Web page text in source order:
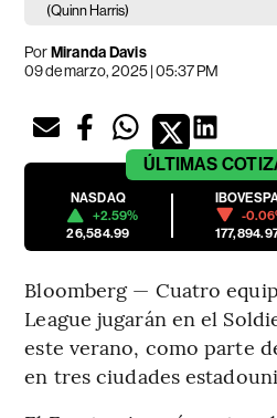
(Quinn Harris)
PorMiranda Davis
09 de marzo, 2025 | 05:37 PM
ÚLTIMAS
NASDAQ
+2.59%
26,584.99
-
Bloomberg — Cuatro
League jugarán en el
este verano, como parte
en tres ciudades